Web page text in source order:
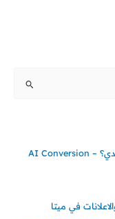
لماذا يفشل تحسين معدل التحويل (CRO) التقليدي؟ – AI Conversion
في ميتا